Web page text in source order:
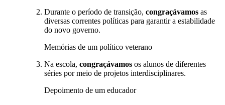
Durante o período de transição, congraçávamos as
diversas correntes políticas para garantir a estabilidade
do novo governo.
Memórias de um político veterano
Na escola, congraçávamos os alunos de diferentes
séries por meio de projetos interdisciplinares.
Depoimento de um educador